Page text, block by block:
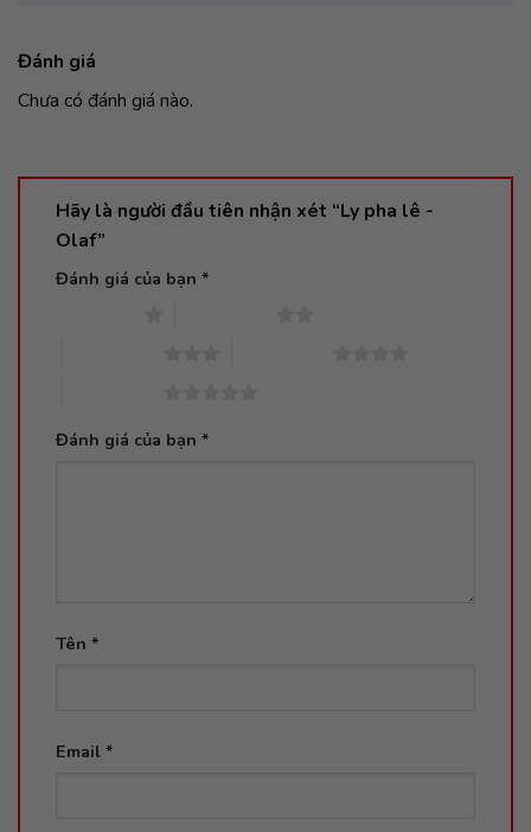
Đánh giá
Chưa có đánh giá nào.
Hãy là người đầu tiên nhận xét “Ly pha lê -
Olaf”
Đánh giá của bạn *
Đánh giá của bạn *
Tên *
Email *